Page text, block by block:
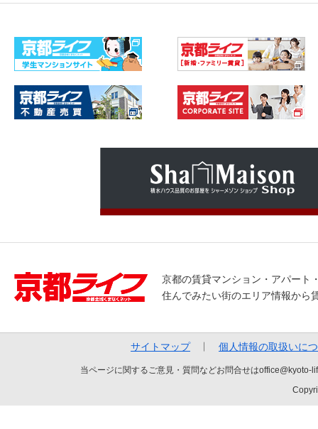
京都の賃貸マンション・アパート
住んでみたい街のエリア情報から
サイトマップ 個人情報の取扱いに
当ページに関するご意見・質問などお問合せは